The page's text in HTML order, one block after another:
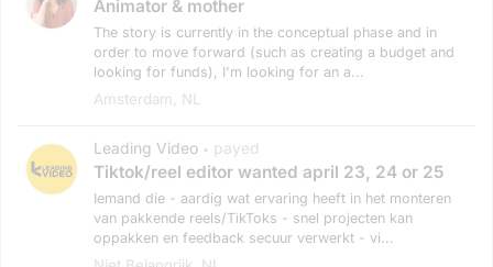
Animator & mother
The story is currently in the conceptual phase and in
order to move forward (such as creating a budget and
looking for funds), I'm looking for an a...
Amsterdam, NL
Leading Video • payed
Tiktok/reel editor wanted april 23, 24 or 25
Iemand die - aardig wat ervaring heeft in het monteren
van pakkende reels/TikToks - snel projecten kan
oppakken en feedback secuur verwerkt - vi...